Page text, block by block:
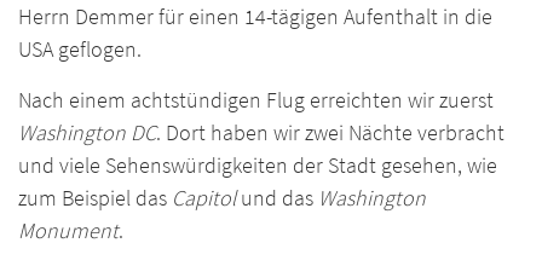
Herrn Demmer für einen 14-tägigen Aufenthalt in die
USA geflogen.
Nach einem achtstündigen Flug erreichten wir zuerst
Washington DC. Dort haben wir zwei Nächte verbracht
und viele Sehenswürdigkeiten der Stadt gesehen, wie
zum Beispiel das Capitolund das Washington
Monument.